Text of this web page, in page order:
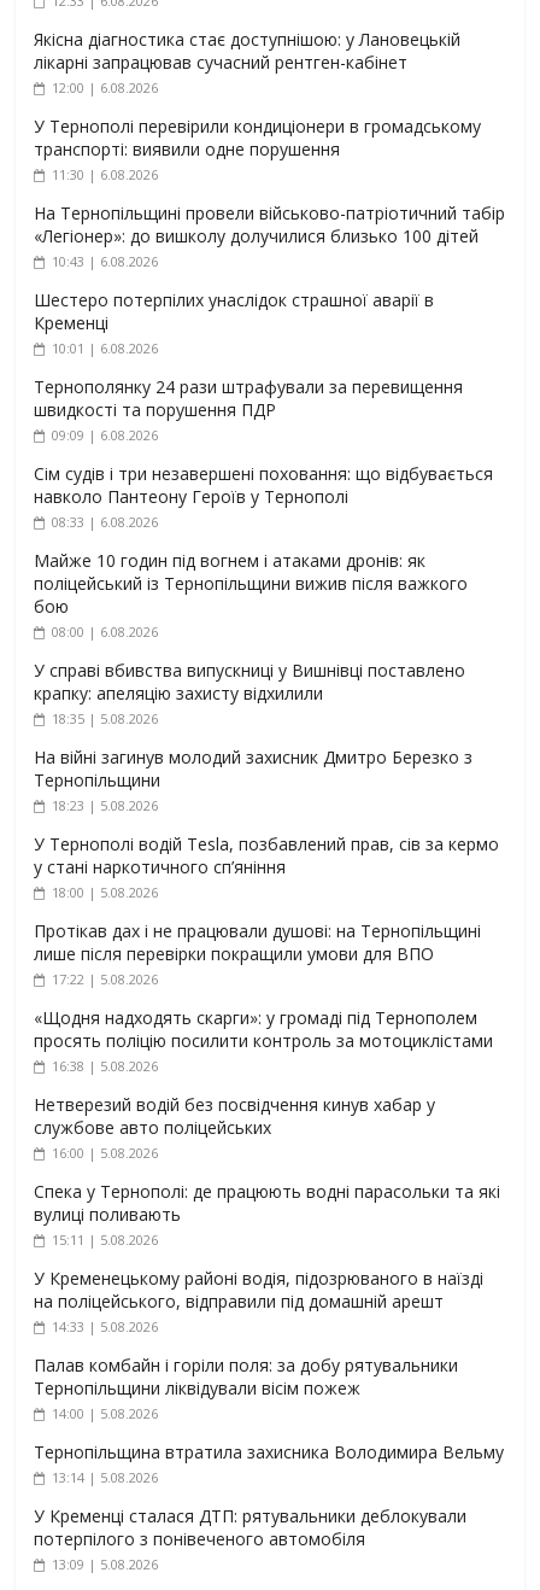
Якісна діагностика стає доступнішою: у Лановецькій
лікарні запрацював сучасний рентген-кабінет
12:00 | 6.08.2026
У Тернополі перевірили кондиціонери в громадському
транспорті: виявили одне порушення
11:30 | 6.08.2026
На Тернопільщині провели військово-патріотичний табір
«Легіонер»: до вишколу долучилися близько 100 дітей
10:43 | 6.08.2026
Шестеро потерпілих унаслідок страшної аварії в
Кременці
10:01 | 6.08.2026
Тернополянку 24 рази штрафували за перевищення
швидкості та порушення ПДР
09:09 | 6.08.2026
Сім судів і три незавершені поховання: що відбувається
навколо Пантеону Героїв у Тернополі
08:33 | 6.08.2026
Майже 10 годин під вогнем і атаками дронів: як
поліцейський із Тернопільщини вижив після важкого
бою
08:00 | 6.08.2026
У справі вбивства випускниці у Вишнівці поставлено
крапку: апеляцію захисту відхилили
18:35 | 5.08.2026
На війні загинув молодий захисник Дмитро Березко з
Тернопільщини
18:23 | 5.08.2026
У Тернополі водій Tesla, позбавлений прав, сів за кермо
у стані наркотичного сп’яніння
18:00 | 5.08.2026
Протікав дах і не працювали душові: на Тернопільщині
лише після перевірки покращили умови для ВПО
17:22 | 5.08.2026
«Щодня надходять скарги»: у громаді під Тернополем
просять поліцію посилити контроль за мотоциклістами
16:38 | 5.08.2026
Нетверезий водій без посвідчення кинув хабар у
службове авто поліцейських
16:00 | 5.08.2026
Спека у Тернополі: де працюють водні парасольки та які
вулиці поливають
15:11 | 5.08.2026
У Кременецькому районі водія, підозрюваного в наїзді
на поліцейського, відправили під домашній арешт
14:33 | 5.08.2026
Палав комбайн і горіли поля: за добу рятувальники
Тернопільщини ліквідували вісім пожеж
14:00 | 5.08.2026
Тернопільщина втратила захисника Володимира Вельму
13:14 | 5.08.2026
У Кременці сталася ДТП: рятувальники деблокували
потерпілого з понівеченого автомобіля
13:09 | 5.08.2026